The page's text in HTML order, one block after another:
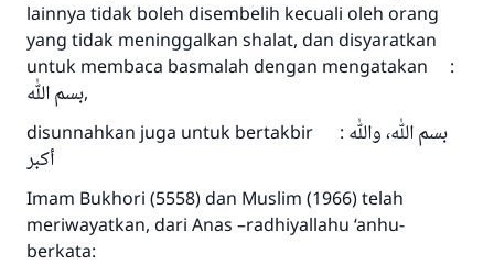
lainnya tidak boleh disembelih kecuali oleh orang
yang tidak meninggalkan shalat, dan disyaratkan
untuk membaca basmalah dengan mengatakan :
بسم الله,
disunnahkan juga untuk bertakbir : بسم الله، والله
أكبر
Imam Bukhori (5558) dan Muslim (1966) telah
meriwayatkan, dari Anas –radhiyallahu ‘anhu-
berkata: